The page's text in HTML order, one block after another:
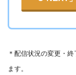
＊ 配信状況の変更・
ます。